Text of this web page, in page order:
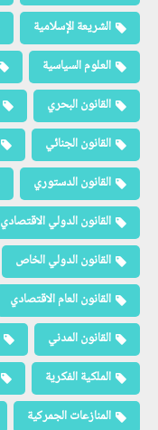
الشريعة الإسلامية
العلوم السياسية
القانون البحري
القانون الجنائي
القانون الدستوري
القانون الدولي الاقتصادي
القانون الدولي الخاص
القانون العام الاقتصادي
القانون المدني
الملكية الفكرية
المنازعات الجمركية